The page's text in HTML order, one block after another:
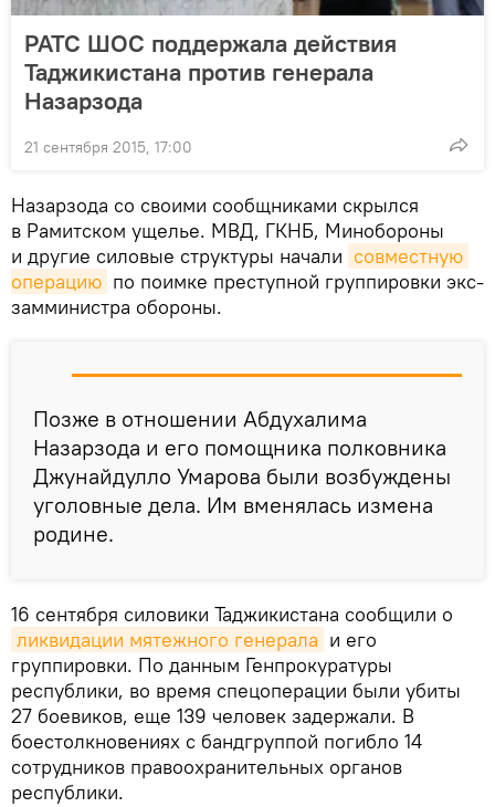
РАТС ШОС поддержала действия
Таджикистана против генерала
Назарзода
21 сентября 2015, 17:00
Назарзода со своими сообщниками скрылся
в Рамитском ущелье. МВД, ГКНБ, Минобороны
и другие силовые структуры начали совместную
операцию по поимке преступной группировки экс-
замминистра обороны.
Позже в отношении Абдухалима
Назарзода и его помощника полковника
Джунайдулло Умарова были возбуждены
уголовные дела. Им вменялась измена
родине.
16 сентября силовики Таджикистана сообщили о
ликвидации мятежного генерала и его
группировки. По данным Генпрокуратуры
республики, во время спецоперации были убиты
27 боевиков, еще 139 человек задержали. В
боестолкновениях с бандгруппой погибло 14
сотрудников правоохранительных органов
республики.